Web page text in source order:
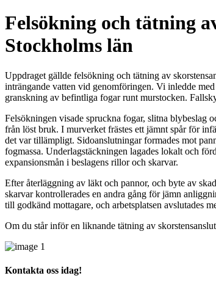
Felsökning och tätning
Stockholms län
Uppdraget gällde felsökning och tätning av
inträngande vatten vid genomföringen. Vi inledde
granskning av befintliga fogar runt murstocken.
Felsökningen visade spruckna fogar, slitna blybeslag
från löst bruk. I murverket frästes ett jämnt spår för
det var tillämpligt. Sidoanslutningar formades mot
fogmassa. Underlagstäckningen lagades lokalt och
expansionsmån i beslagens rillor och skarvar.
Efter återläggning av läkt och pannor, och byte av
skarvar kontrollerades en andra gång för jämn
till godkänd mottagare, och arbetsplatsen avslutades
Om du står inför en liknande tätning av
Kontakta oss idag!